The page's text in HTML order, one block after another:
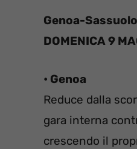
Genoa-Sassuolo
DOMENICA 9
• Genoa
Reduce dalla
gara interna
crescendo il